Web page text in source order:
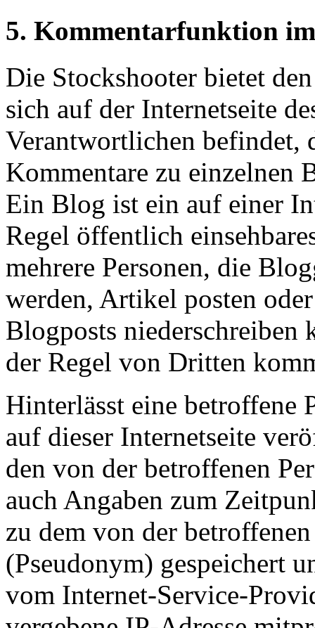
5. Kommentarfunktion
Die Stockshooter bietet
sich auf der Internetseite
Verantwortlichen
Kommentare zu einzelnen
Ein Blog ist ein auf einer
Regel öffentlich
mehrere Personen, die
werden, Artikel posten
Blogposts
der Regel von Dritten
Hinterlässt eine betroffene
auf dieser Internetseite
den von der betroffenen
auch Angaben zum
zu dem von der
(Pseudonym) gespeichert
vom Internet-Service-